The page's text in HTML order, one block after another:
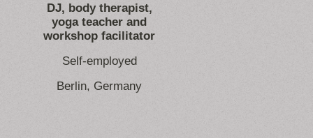
DJ, body therapist,
yoga teacher and
workshop facilitator
Self-employed
Berlin, Germany